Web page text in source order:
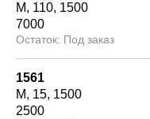
М
110 1500
7000
Под заказ
1561
М
15 1500
2500